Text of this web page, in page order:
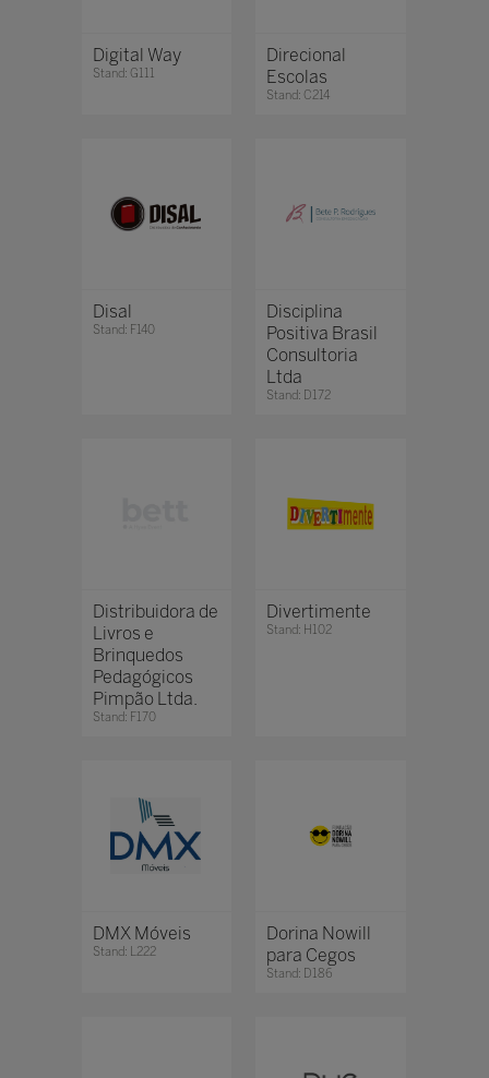
Digital Way
Stand: G111
Direcional
Escolas
Stand: C214
Disal
Stand: F140
Disciplina
Positiva Brasil
Consultoria
Ltda
Stand: D172
Distribuidora de
Livros e
Brinquedos
Pedagógicos
Pimpão Ltda.
Stand: F170
Divertimente
Stand: H102
DMX Móveis
Stand: L222
Dorina Nowill
para Cegos
Stand: D186